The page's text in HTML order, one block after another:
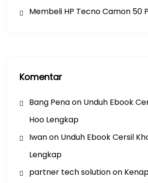
Membeli HP Tecno Camon 50
Komentar
Bang Penaon Unduh Ebook
Hoo Lengkap
Iwanon Unduh Ebook Cersil
Lengkap
partner tech solutionon